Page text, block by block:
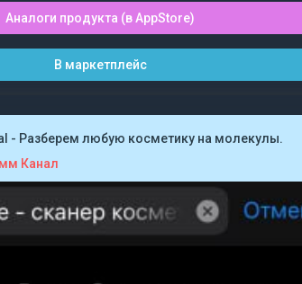
Аналоги продукта (в AppStore)
В маркетплейс
- Разберем любую косметику на молекулы.
Канал